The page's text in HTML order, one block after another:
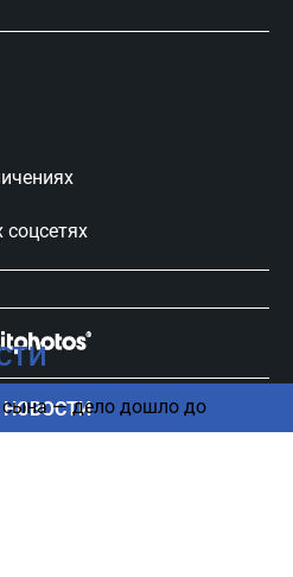
сына — дело дошло до
НОВОСТИ
защищены